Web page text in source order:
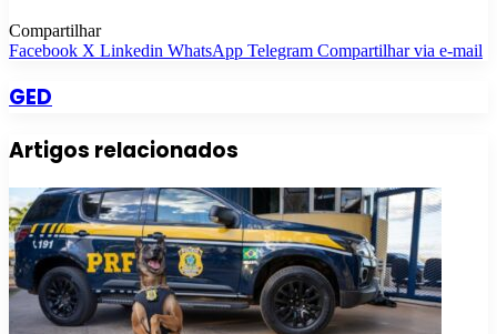
Compartilhar
Facebook X Linkedin WhatsApp Telegram Compartilhar via e-mail
GED
Artigos relacionados